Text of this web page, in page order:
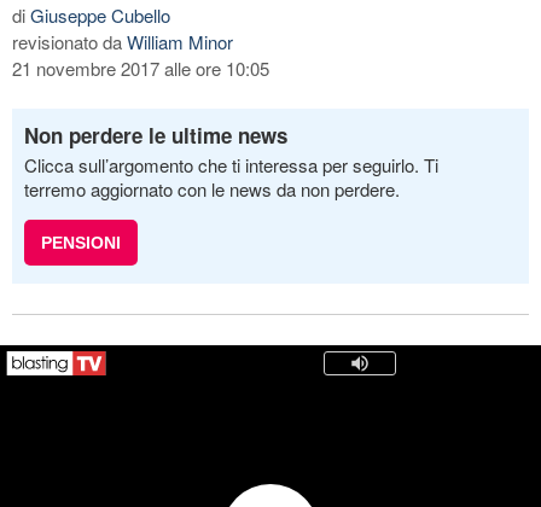
diGiuseppe Cubello
revisionato daWilliam Minor
21 novembre 2017 alle ore 10:05
Non perdere le ultime news
Clicca sull’argomento che ti interessa per seguirlo. Ti
terremo aggiornato con le news da non perdere.
PENSIONI